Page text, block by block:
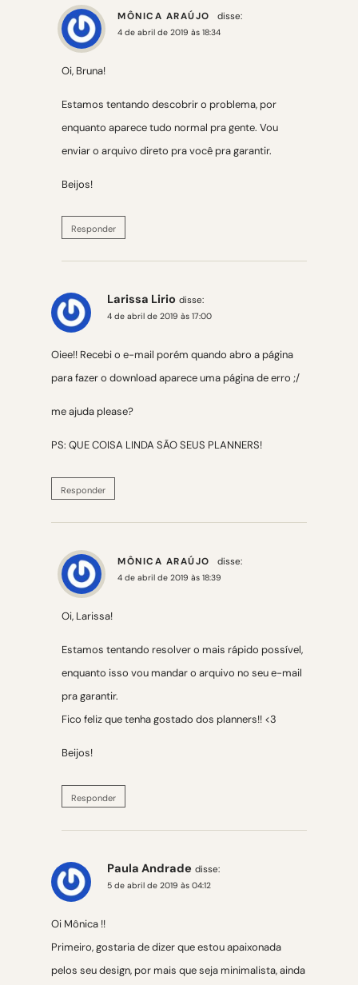
MÔNICA ARAÚJO disse:
4 de abril de 2019 às 18:34
Oi, Bruna!
Estamos tentando descobrir o problema, por
enquanto aparece tudo normal pra gente. Vou
enviar o arquivo direto pra você pra garantir.
Beijos!
Responder
Larissa Lirio disse:
4 de abril de 2019 às 17:00
Oiee!! Recebi o e-mail porém quando abro a página
para fazer o download aparece uma página de erro ;/
me ajuda please?
PS: QUE COISA LINDA SÃO SEUS PLANNERS!
Responder
MÔNICA ARAÚJO disse:
4 de abril de 2019 às 18:39
Oi, Larissa!
Estamos tentando resolver o mais rápido possível,
enquanto isso vou mandar o arquivo no seu e-mail
pra garantir.
Fico feliz que tenha gostado dos planners!! <3
Beijos!
Responder
Paula Andrade disse:
5 de abril de 2019 às 04:12
Oi Mônica !!
Primeiro, gostaria de dizer que estou apaixonada
pelos seu design, por mais que seja minimalista, ainda